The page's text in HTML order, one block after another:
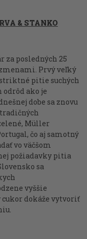
& STANKO
za posledných 25
Prvý veľký
pitie suchých
ako je
dobe sa znovu
Müller
čo aj samotný
vo väčšom
požiadavky pitia
sa
vyššie
dokáže vytvoriť